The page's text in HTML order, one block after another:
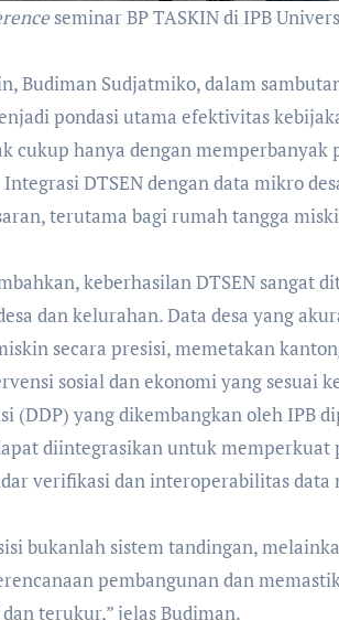
seminar BP TASKIN di IPB
Budiman Sudjatmiko, dalam
pondasi utama efektivitas
cukup hanya dengan
DTSEN dengan data mikro
terutama bagi rumah tangga
keberhasilan DTSEN sangat
dan kelurahan. Data desa yang
secara presisi, memetakan
sosial dan ekonomi yang sesuai
(DDP) yang dikembangkan oleh IPB
diintegrasikan untuk memperkuat
verifikasi dan interoperabilitas data
bukanlah sistem tandingan,
pembangunan dan
terukur,” jelas Budiman.